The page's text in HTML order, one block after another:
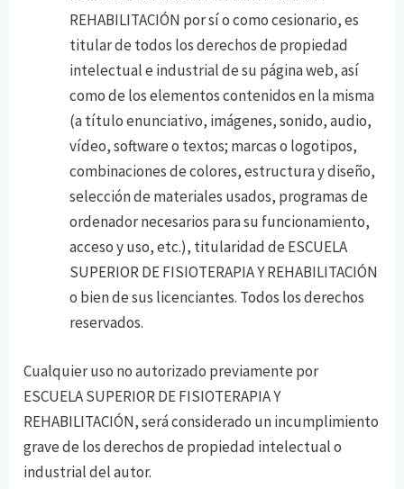
REHABILITACIÓN por sí o como cesionario, es
titular de todos los derechos de propiedad
intelectual e industrial de su página web, así
como de los elementos contenidos en la misma
(a título enunciativo, imágenes, sonido, audio,
vídeo, software o textos; marcas o logotipos,
combinaciones de colores, estructura y diseño,
selección de materiales usados, programas de
ordenador necesarios para su funcionamiento,
acceso y uso, etc.), titularidad de ESCUELA
SUPERIOR DE FISIOTERAPIA Y REHABILITACIÓN
o bien de sus licenciantes. Todos los derechos
reservados.
Cualquier uso no autorizado previamente por
ESCUELA SUPERIOR DE FISIOTERAPIA Y
REHABILITACIÓN, será considerado un incumplimiento
grave de los derechos de propiedad intelectual o
industrial del autor.